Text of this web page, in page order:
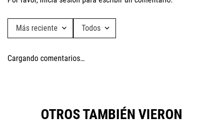
Más reciente Todos
Cargando comentarios…
OTROS TAMBIÉN VIERON